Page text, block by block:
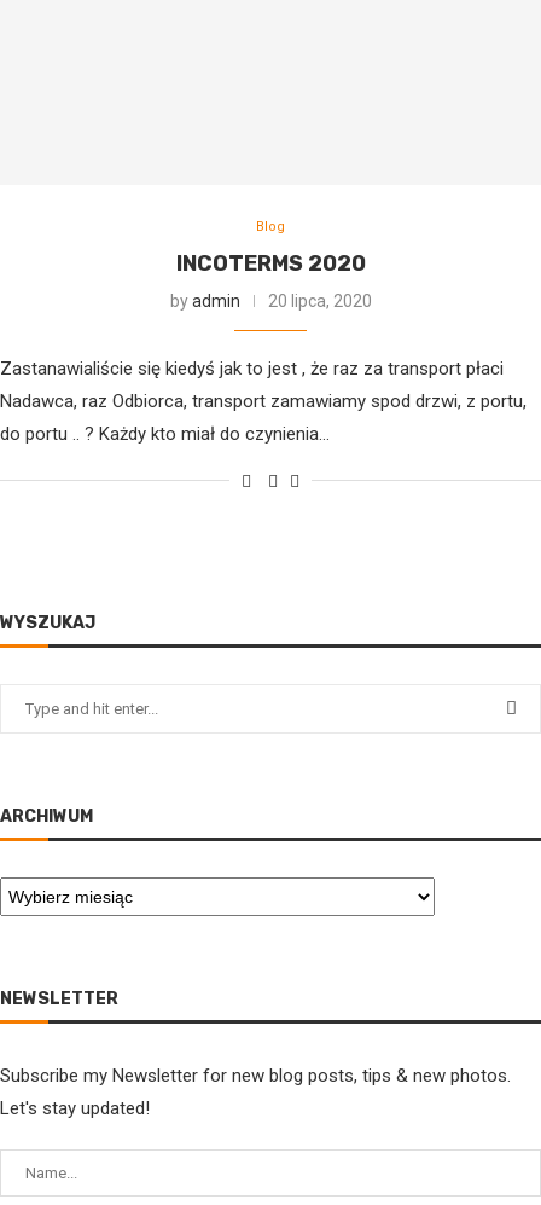
Blog
INCOTERMS 2020
byadmin 20 lipca, 2020
Zastanawialiście się kiedyś jak to jest , że raz za transport płaci
Nadawca, raz Odbiorca, transport zamawiamy spod drzwi, z portu,
do portu .. ? Każdy kto miał do czynienia…
WYSZUKAJ
ARCHIWUM
NEWSLETTER
Subscribe my Newsletter for new blog posts, tips & new photos.
Let's stay updated!